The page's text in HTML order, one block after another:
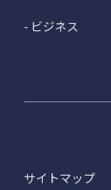
- ビジネス
サイトマップ